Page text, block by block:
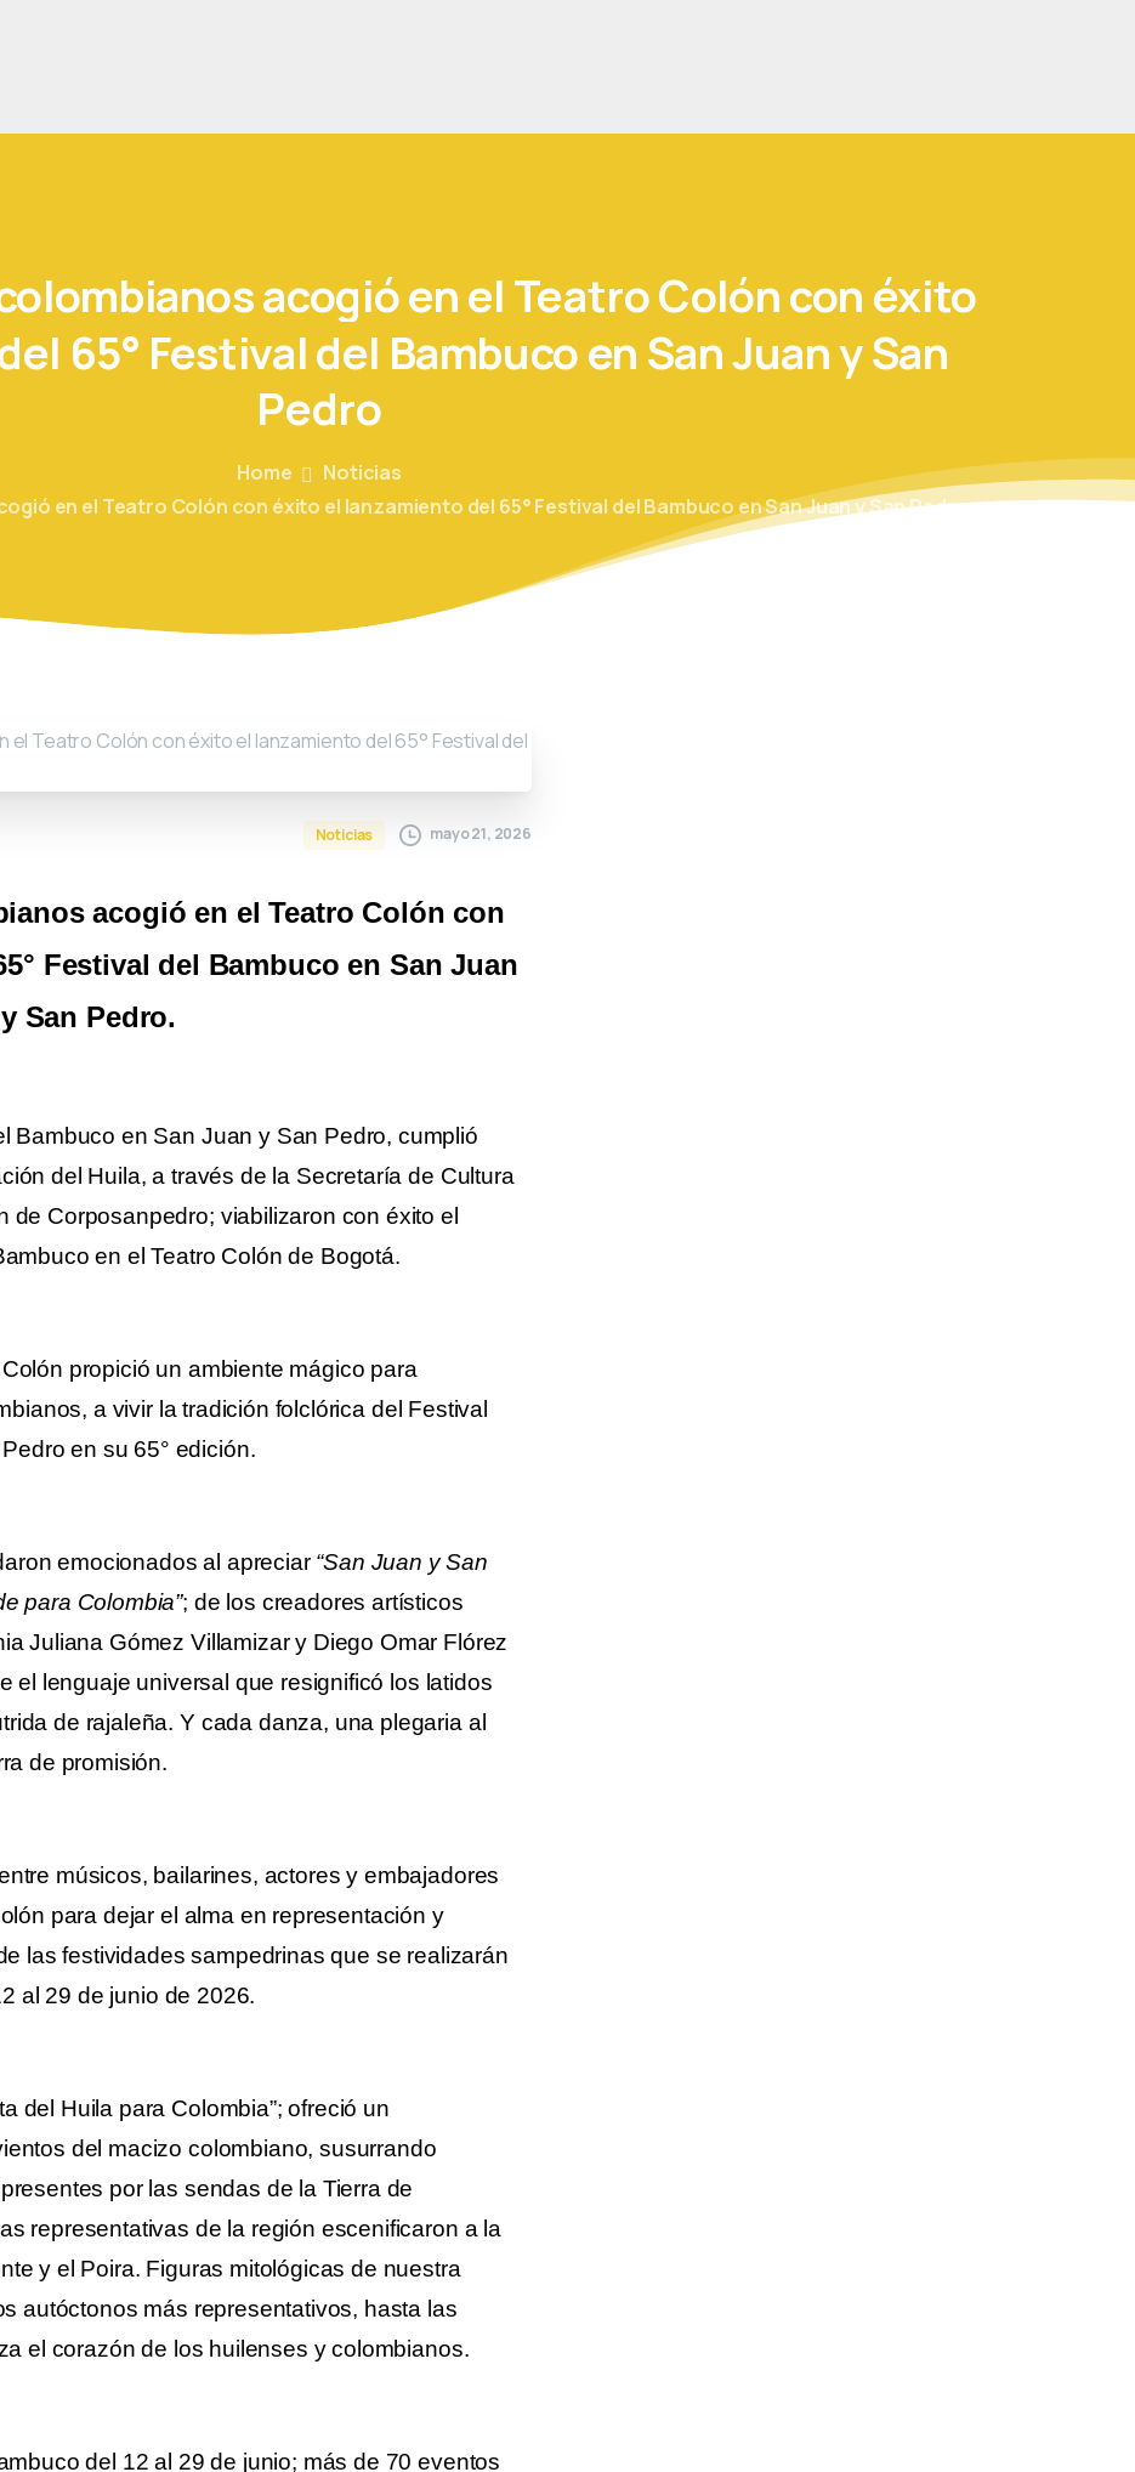
acogióenel TeatroColóncon éxito
65° Festivaldel Bambucoen SanJuanySan
Pedro
Home
Noticias
en el Teatro Colón con éxito el lanzamiento del 65° Festival del Bambuco en San Juan y San Pedro
Noticias mayo 21, 2026
acogió en el Teatro Colón con
Festival del Bambuco en San Juan
y San Pedro.
Bambuco en San Juan y San Pedro, cumplió
del Huila, a través de la Secretaría de Cultura
de Corposanpedro; viabilizaron con éxito el
en el Teatro Colón de Bogotá.
propició un ambiente mágico para
a vivir la tradición folclórica del Festival
en su 65° edición.
emocionados al apreciar “San Juan y San
para Colombia”; de los creadores artísticos
Juliana Gómez Villamizar y Diego Omar Flórez
el lenguaje universal que resignificó los latidos
de rajaleña. Y cada danza, una plegaria al
de promisión.
músicos, bailarines, actores y embajadores
para dejar el alma en representación y
las festividades sampedrinas que se realizarán
al 29 de junio de 2026.
del Huila para Colombia”; ofreció un
del macizo colombiano, susurrando
por las sendas de la Tierra de
representativas de la región escenificaron a la
y el Poira. Figuras mitológicas de nuestra
autóctonos más representativos, hasta las
el corazón de los huilenses y colombianos.
del 12 al 29 de junio; más de 70 eventos